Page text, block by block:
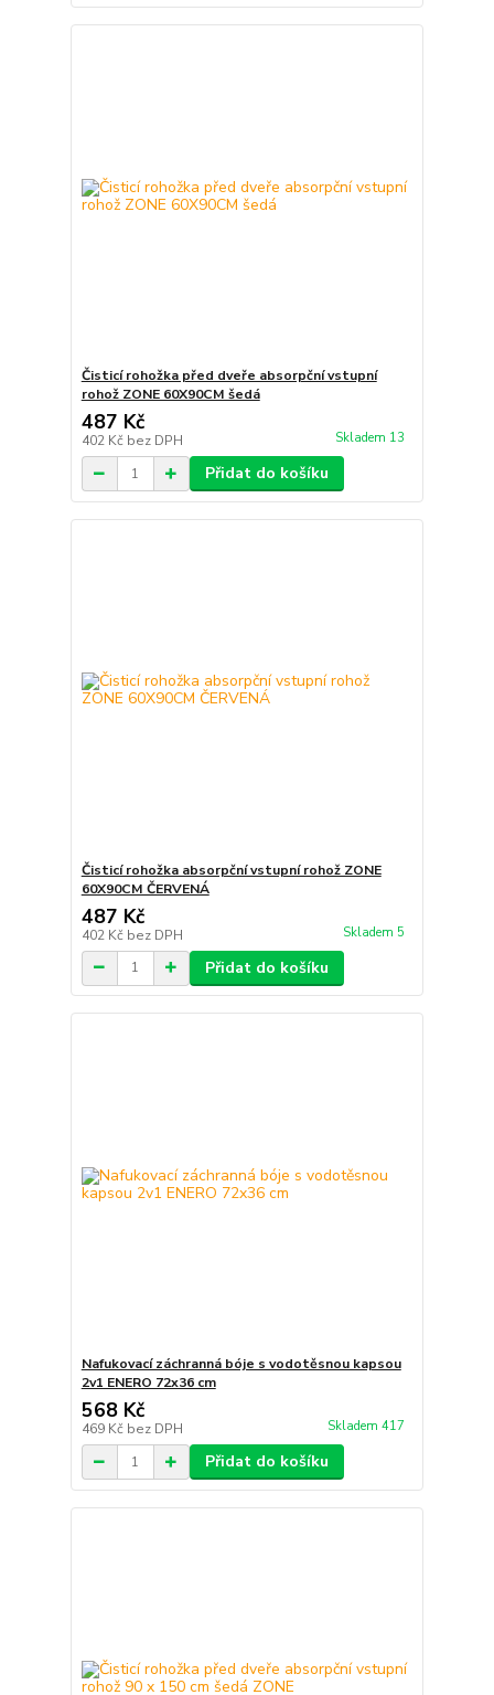
Čisticí rohožka před dveře absorpční vstupní
rohož ZONE 60X90CM šedá
487 Kč
402 Kč bez DPH Skladem 13
Přidat do košíku
Čisticí rohožka absorpční vstupní rohož ZONE
60X90CM ČERVENÁ
487 Kč
402 Kč bez DPH Skladem 5
Přidat do košíku
Nafukovací záchranná bóje s vodotěsnou kapsou
2v1 ENERO 72x36 cm
568 Kč
469 Kč bez DPH Skladem 417
Přidat do košíku